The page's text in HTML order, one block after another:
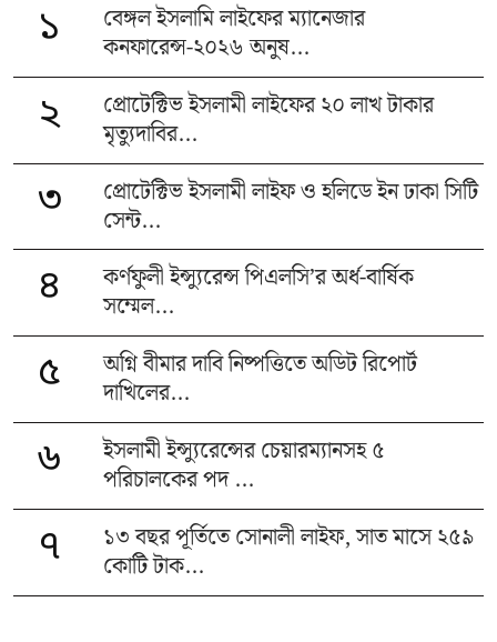
১
বেঙ্গল ইসলামি লাইফের ম্যানেজার
কনফারেন্স-২০২৬ অনুষ...
২
প্রোটেক্টিভ ইসলামী লাইফের ২০ লাখ টাকার
মৃত্যুদাবির...
৩
প্রোটেক্টিভ ইসলামী লাইফ ও হলিডে ইন ঢাকা সিটি
সেন্ট...
৪
কর্ণফুলী ইন্স্যুরেন্স পিএলসি’র অর্ধ-বার্ষিক
সম্মেল...
৫
অগ্নি বীমার দাবি নিষ্পত্তিতে অডিট রিপোর্ট
দাখিলের...
৬
ইসলামী ইন্স্যুরেন্সের চেয়ারম্যানসহ ৫
পরিচালকের পদ ...
৭
১৩ বছর পূর্তিতে সোনালী লাইফ, সাত মাসে ২৫৯
কোটি টাক...